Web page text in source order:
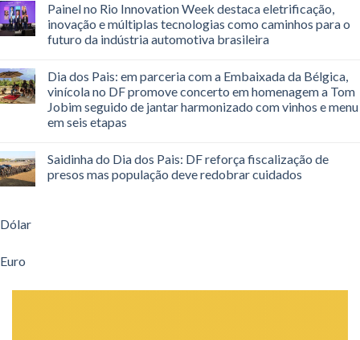
Painel no Rio Innovation Week destaca eletrificação,
inovação e múltiplas tecnologias como caminhos para o
futuro da indústria automotiva brasileira
Dia dos Pais: em parceria com a Embaixada da Bélgica,
vinícola no DF promove concerto em homenagem a Tom
Jobim seguido de jantar harmonizado com vinhos e menu
em seis etapas
Saidinha do Dia dos Pais: DF reforça fiscalização de
presos mas população deve redobrar cuidados
Dólar
Euro